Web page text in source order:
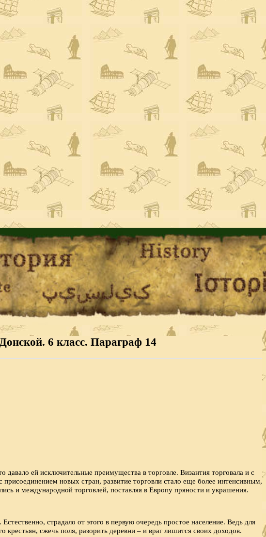
6 класс. Параграф 14
ей исключительные преимущества в торговле. Византия торговала и с
новых стран, развитие торговли стало еще более интенсивным,
и международной торговлей, поставляя в Европу пряности и украшения.
страдало от этого в первую очередь простое население. Ведь для
сжечь поля, разорить деревни – и враг лишится своих доходов.